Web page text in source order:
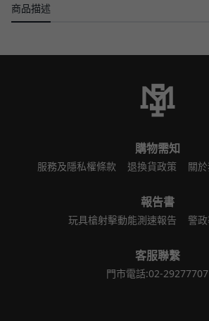
商品描述
購物需知
服務及隱私權條款 退換貨政策 關
報告書
玩具槍射擊動能測速報告 警
客服聯繫
門市電話:02-29277707